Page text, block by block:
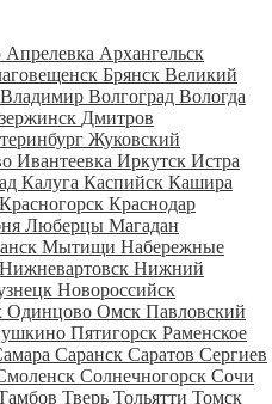
Апрелевка Архангельск
Брянск Великий
Владимир Волгоград Вологда
Дмитров
Жуковский
Ивантеевка Иркутск Истра
Калуга Каспийск Кашира
Красногорск Краснодар
Люберцы Магадан
Мытищи Набережные
Нижневартовск Нижний
Новороссийск
Одинцово Омск Павловский
Пятигорск Раменское
Саранск Саратов Сергиев
Солнечногорск Сочи
Тверь Тольятти Томск